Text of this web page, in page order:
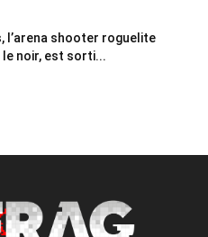
l’arena shooter roguelite
le noir, est sorti...